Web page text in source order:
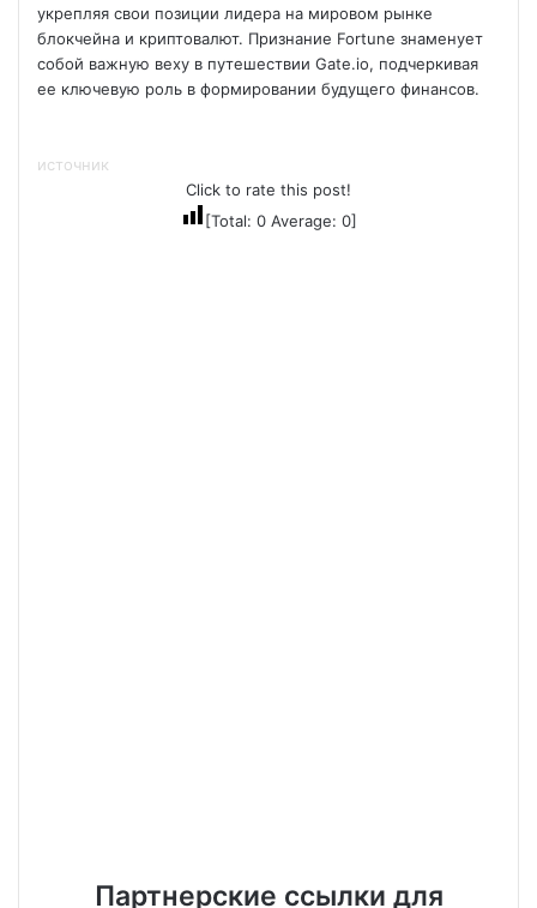
укрепляя свои позиции лидера на мировом рынке
блокчейна и криптовалют. Признание Fortune знаменует
собой важную веху в путешествии Gate.io, подчеркивая
ее ключевую роль в формировании будущего финансов.
источник
Click to rate this post!
[Total: 0Average: 0]
Партнерские ссылки для